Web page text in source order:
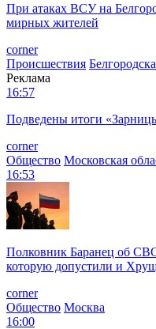
При атаках ВСУ на
мирных жителей
corner
Происшествия
Реклама
16:57
Подведены итоги
corner
Общество Московская
16:53
Полковник Баранец об
которую допустили и
corner
Общество Москва
16:00